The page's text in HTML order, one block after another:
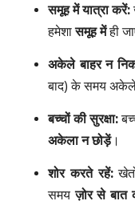
समूह में यात्रा करें:
हमेशासमूह मेंही
अकेले बाहर न
बाद) के समय
बच्चों की सुरक्षा:
अकेला न छोड़ें।
शोर करते रहें:
समयज़ोर से बात